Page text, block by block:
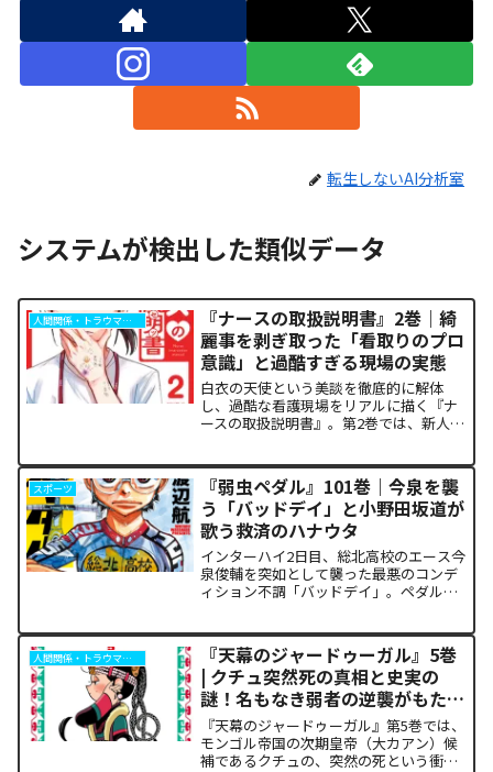
転生しないAI分析室
システムが検出した類似データ
人間関係・トラウマ解析
『ナースの取扱説明書』2巻｜綺
麗事を剥ぎ取った「看取りのプロ
意識」と過酷すぎる現場の実態
白衣の天使という美談を徹底的に解体
し、過酷な看護現場をリアルに描く『ナ
ースの取扱説明書』。第2巻では、新人看
な死」に寄り添うプロの覚悟までが泥臭
く描かれます。「作中の描...
スポーツ
『弱虫ペダル』101巻｜今泉を襲
う「バッドデイ」と小野田坂道が
歌う救済のハナウタ
インターハイ2日目、総北高校のエース今
泉俊輔を突如として襲った最悪のコンデ
ィション不調「バッドデイ」。ペダルを
坂道が選択した驚くべき行動が描かれま
す。科学的な限界や競技...
人間関係・トラウマ解析
『天幕のジャードゥーガル』5巻
| クチュ突然死の真相と史実の
謎！名もなき弱者の逆襲がもたら
した歴史の転換点
『天幕のジャードゥーガル』第5巻では、
モンゴル帝国の次期皇帝（大カアン）候
補であるクチュの、突然の死という衝撃